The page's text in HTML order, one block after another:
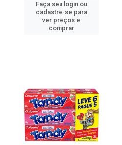
Faça seu login ou
cadastre-se para
ver preços e
comprar